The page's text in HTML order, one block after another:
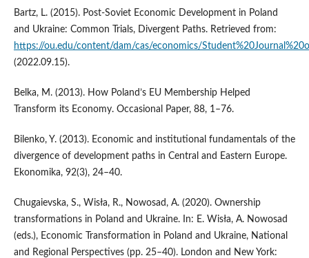
Bartz, L. (2015). Post-Soviet Economic Development in Poland
and Ukraine: Common Trials, Divergent Paths. Retrieved from:
https://ou.edu/content/dam/cas/economics/
(2022.09.15).
Belka, M. (2013). How Poland’s EU Membership Helped
Transform its Economy. Occasional Paper, 88, 1–76.
Bilenko, Y. (2013). Economic and institutional fundamentals of the
divergence of development paths in Central and Eastern Europe.
Ekonomika, 92(3), 24–40.
Chugaievska, S., Wisła, R., Nowosad, A. (2020). Ownership
transformations in Poland and Ukraine. In: E. Wisła, A. Nowosad
(eds.), Economic Transformation in Poland and Ukraine, National
and Regional Perspectives (pp. 25–40). London and New York: